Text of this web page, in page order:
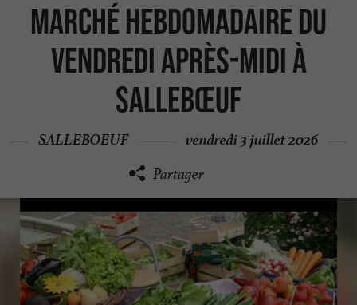
Marché hebdomadaire du
vendredi après-midi à
Sallebœuf
SALLEBOEUF vendredi 3 juillet 2026
Partager